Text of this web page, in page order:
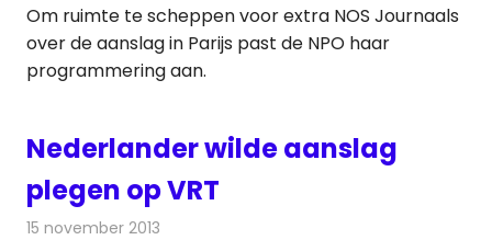
Om ruimte te scheppen voor extra NOS Journaals
over de aanslag in Parijs past de NPO haar
programmering aan.
Nederlander wilde aanslag
plegen op VRT
15 november 2013